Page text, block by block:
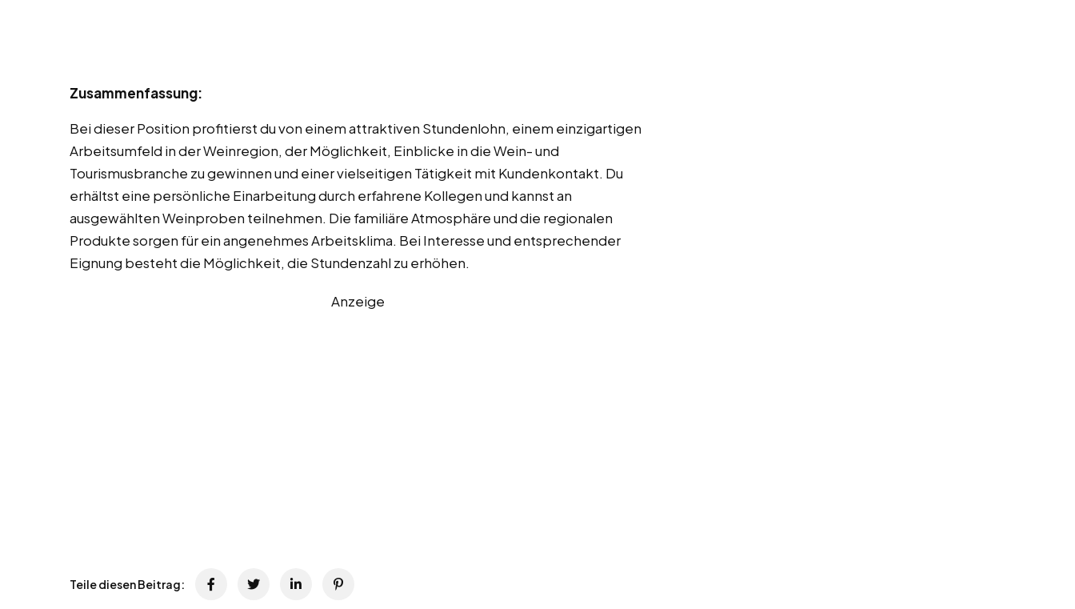
Zusammenfassung:
Bei dieser Position profitierst du von einem attraktiven Stundenlohn, einem einzigartigen
Arbeitsumfeld in der Weinregion, der Möglichkeit, Einblicke in die Wein- und
Tourismusbranche zu gewinnen und einer vielseitigen Tätigkeit mit Kundenkontakt. Du
erhältst eine persönliche Einarbeitung durch erfahrene Kollegen und kannst an
ausgewählten Weinproben teilnehmen. Die familiäre Atmosphäre und die regionalen
Produkte sorgen für ein angenehmes Arbeitsklima. Bei Interesse und entsprechender
Eignung besteht die Möglichkeit, die Stundenzahl zu erhöhen.
Anzeige
Teile diesen Beitrag: